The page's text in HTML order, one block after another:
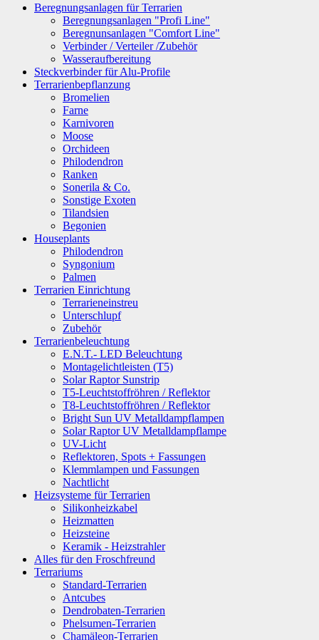
Beregnungsanlagen für Terrarien
Beregnungsanlagen "Profi Line"
Beregnunsanlagen "Comfort Line"
Verbinder / Verteiler /Zubehör
Wasseraufbereitung
Steckverbinder für Alu-Profile
Terrarienbepflanzung
Bromelien
Farne
Karnivoren
Moose
Orchideen
Philodendron
Ranken
Sonerila & Co.
Sonstige Exoten
Tilandsien
Begonien
Houseplants
Philodendron
Syngonium
Palmen
Terrarien Einrichtung
Terrarieneinstreu
Unterschlupf
Zubehör
Terrarienbeleuchtung
E.N.T.- LED Beleuchtung
Montagelichtleisten (T5)
Solar Raptor Sunstrip
T5-Leuchtstoffröhren / Reflektor
T8-Leuchtstoffröhren / Reflektor
Bright Sun UV Metalldampflampen
Solar Raptor UV Metalldampflampe
UV-Licht
Reflektoren, Spots + Fassungen
Klemmlampen und Fassungen
Nachtlicht
Heizsysteme für Terrarien
Silikonheizkabel
Heizmatten
Heizsteine
Keramik - Heizstrahler
Alles für den Froschfreund
Terrariums
Standard-Terrarien
Antcubes
Dendrobaten-Terrarien
Phelsumen-Terrarien
Chamäleon-Terrarien